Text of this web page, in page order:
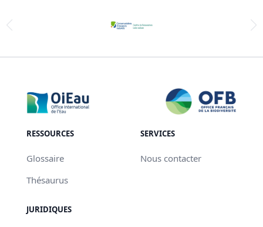
RESSOURCES
Glossaire
Thésaurus
SERVICES
Nous contacter
JURIDIQUES